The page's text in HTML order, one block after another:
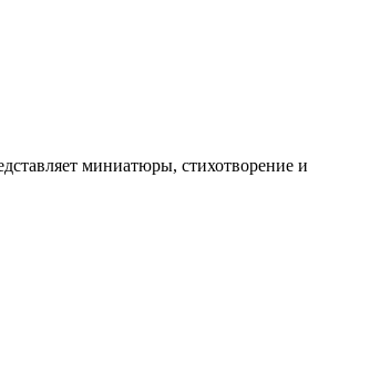
миниатюры, стихотворение и